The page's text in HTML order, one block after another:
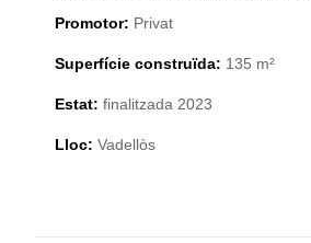
Promotor: Privat
Superfície construïda: 135 m²
Estat: finalitzada 2023
Lloc: Vadellòs